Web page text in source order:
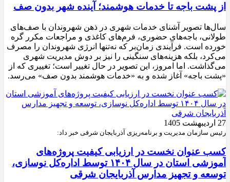
از پشت باجه تا خدمات هوشمند؛ آینده شهر بدون صف
سال‌ها تصویر آشنای خدمات شهری در ذهن شهروندان با صف‌های
طولانی، باجه‌های حضوری، فرم‌های کاغذی و مراجعات مکرر گره
خورده است. فرآیندی زمان‌بر که نه‌تنها انرژی شهروندان را مصرف
می‌کرد، بلکه هزینه‌های سنگینی را نیز بر دوش مدیریت شهری
می‌گذاشت. اما امروز، این تصویر در حال تغییر است؛ تغییری که از
«پشت باجه» آغاز شده و به «خدمات هوشمند بدون صف» می‌رسد.
27 اردیبهشت 1405
رئیس سازمان مدیریت و برنامه‌ریزی آذربایجان شرقی خبر داد:
کسب عنوان نخست در ارزیابی کیفیت پروژه‌های
آموزشی استان در سال ۱۴۰۴ توسط اداره‌کل نوسازی،
توسعه و تجهیز مدارس آذربایجان شرقی